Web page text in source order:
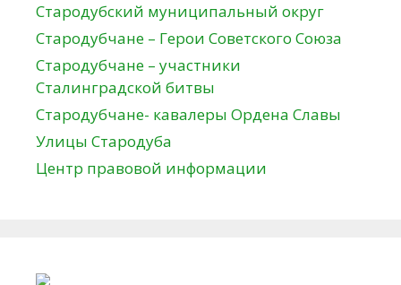
Стародубский муниципальный округ
Стародубчане – Герои Советского Союза
Стародубчане – участники
Сталинградской битвы
Стародубчане- кавалеры Ордена Славы
Улицы Стародуба
Центр правовой информации